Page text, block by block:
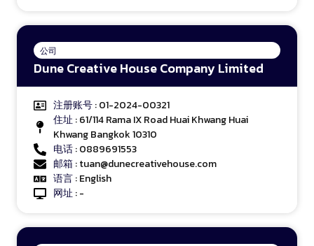
公司
Dune Creative House Company Limited
注册账号: 01-2024-00321
住址: 61/114 Rama IX Road Huai Khwang Huai
Khwang Bangkok 10310
电话: 0889691553
邮箱: tuan@dunecreativehouse.com
语言: English
网址: -